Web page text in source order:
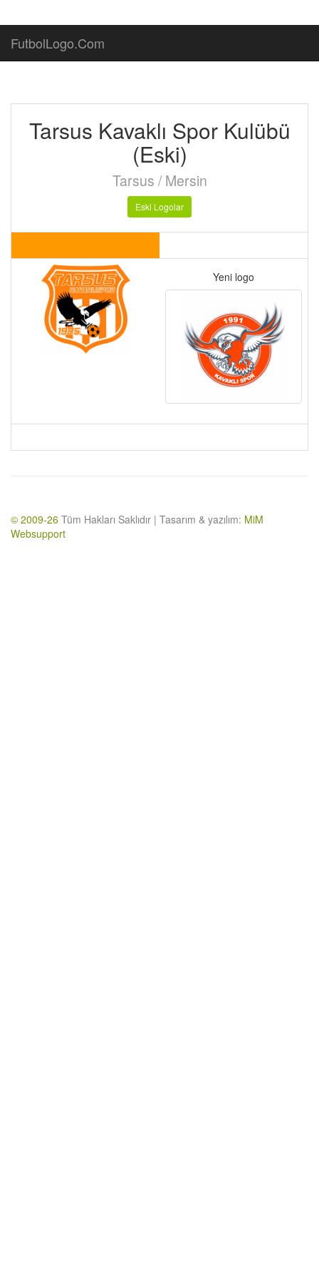
FutbolLogo.Com
Tarsus Kavaklı Spor Kulübü
(Eski)
Tarsus / Mersin
Eski Logolar
Yeni logo
© 2009-26 Tüm Hakları Saklıdır | Tasarım & yazılım: MiM
Websupport